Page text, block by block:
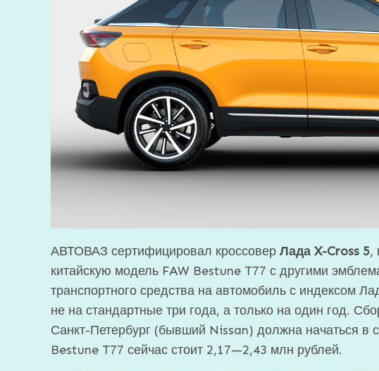
АВТОВАЗ сертифицировал кроссовер Лада X-Cross 5,
китайскую модель FAW Bestune T77 с другими
транспортного средства на автомобиль с индексом
не на стандартные три года, а только на один год.
Санкт-Петербург (бывший Nissan) должна начаться
Bestune T77 сейчас стоит 2,17—2,43 млн рублей.